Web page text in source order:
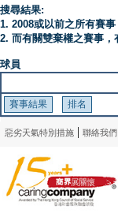
搜尋結果:
1. 2008或以前之所有賽事
2. 而有關雙棄權之賽事
球員